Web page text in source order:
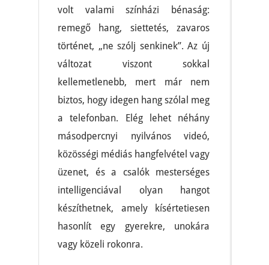
volt valami színházi bénaság:
remegő hang, siettetés, zavaros
történet, „ne szólj senkinek”. Az új
változat viszont sokkal
kellemetlenebb, mert már nem
biztos, hogy idegen hang szólal meg
a telefonban. Elég lehet néhány
másodpercnyi nyilvános videó,
közösségi médiás hangfelvétel vagy
üzenet, és a csalók mesterséges
intelligenciával olyan hangot
készíthetnek, amely kísértetiesen
hasonlít egy gyerekre, unokára
vagy közeli rokonra.